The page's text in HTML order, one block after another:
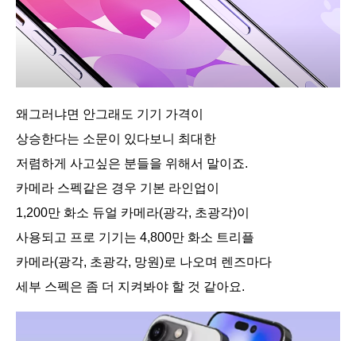
왜그러냐면 안그래도 기기 가격이
상승한다는 소문이 있다보니 최대한
저렴하게 사고싶은 분들을 위해서 말이죠.
카메라 스펙같은 경우 기본 라인업이
1,200만 화소 듀얼 카메라(광각, 초광각)이
사용되고 프로 기기는 4,800만 화소 트리플
카메라(광각, 초광각, 망원)로 나오며 렌즈마다
세부 스펙은 좀 더 지켜봐야 할 것 같아요.